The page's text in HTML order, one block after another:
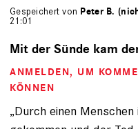
Gespeichert von Peter B.
21:01
Mit der Sünde kam
ANMELDEN, UM
KÖNNEN
„Durch einen